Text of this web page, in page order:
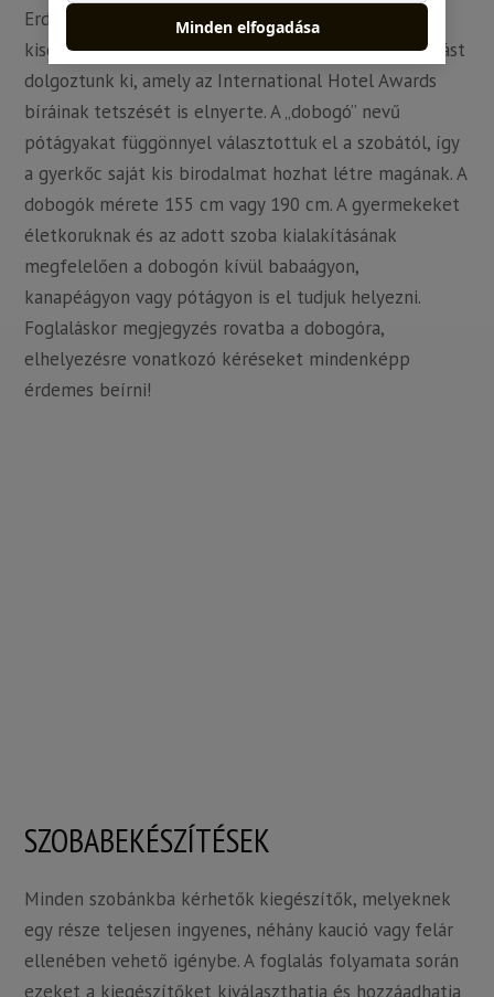
Erdei wellness szállodánk bizonyos szobáiban a
kisgyermekek elhelyezésére egyedi pótágy-megoldást
dolgoztunk ki, amely az International Hotel Awards
bíráinak tetszését is elnyerte. A „dobogó” nevű
pótágyakat függönnyel választottuk el a szobától, így
a gyerkőc saját kis birodalmat hozhat létre magának. A
dobogók mérete 155 cm vagy 190 cm. A gyermekeket
életkoruknak és az adott szoba kialakításának
megfelelően a dobogón kívül babaágyon,
kanapéágyon vagy pótágyon is el tudjuk helyezni.
Foglaláskor megjegyzés rovatba a dobogóra,
elhelyezésre vonatkozó kéréseket mindenképp
érdemes beírni!
SZOBABEKÉSZÍTÉSEK
Minden szobánkba kérhetők kiegészítők, melyeknek
egy része teljesen ingyenes, néhány kaució vagy felár
ellenében vehető igénybe. A foglalás folyamata során
ezeket a kiegészítőket kiválaszthatja és hozzáadhatja
Minden elfogadása